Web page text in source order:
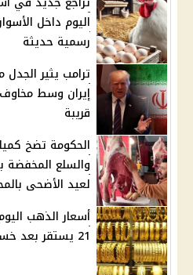
اليوم داخل
رسمية حديثة
ترامب يثير
إيران وسط
قريبة
الحكومة تضخ
لعيد الأضحى
21 يستقر بعد خسائر البورصة العالمية